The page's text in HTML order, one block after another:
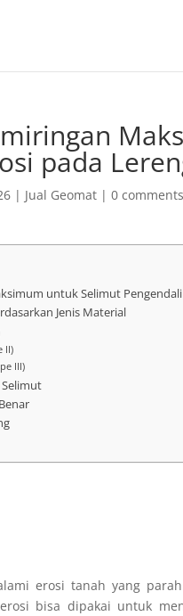
pada
| Jual Geomat |0 comments
untuk Selimut Pengendali
Jenis Material
II)
III)
erosi tanah yang
bisa dipakai untuk